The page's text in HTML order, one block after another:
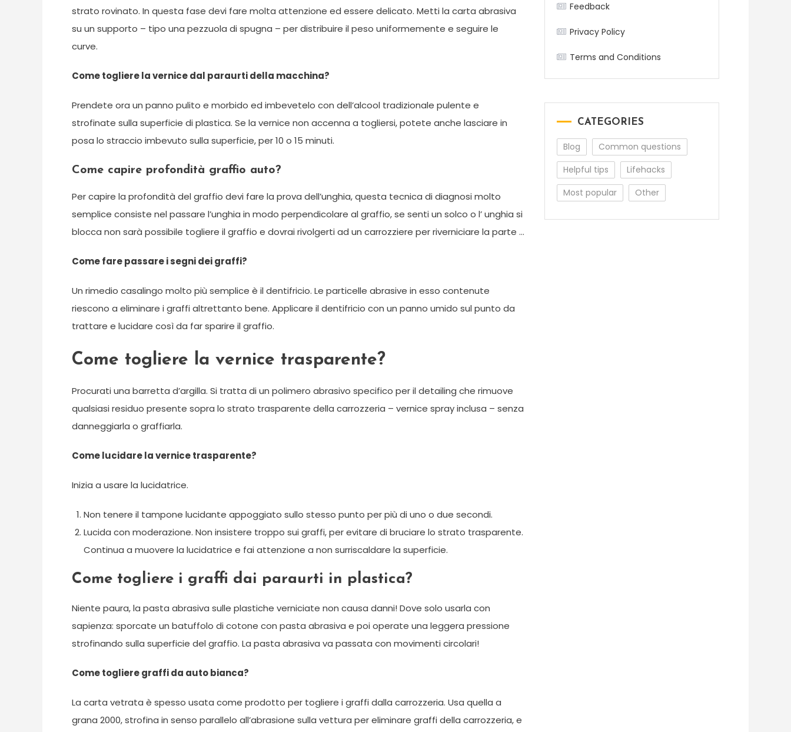
strato rovinato. In questa fase devi fare molta attenzione ed essere delicato. Metti la carta abrasiva
su un supporto – tipo una pezzuola di spugna – per distribuire il peso uniformemente e seguire le
curve.
Come togliere la vernice dal paraurti della macchina?
Prendete ora un panno pulito e morbido ed imbevetelo con dell’alcool tradizionale pulente e
strofinate sulla superficie di plastica. Se la vernice non accenna a togliersi, potete anche lasciare in
posa lo straccio imbevuto sulla superficie, per 10 o 15 minuti.
Come capire profondità graffio auto?
Per capire la profondità del graffio devi fare la prova dell’unghia, questa tecnica di diagnosi molto
semplice consiste nel passare l’unghia in modo perpendicolare al graffio, se senti un solco o l’ unghia si
blocca non sarà possibile togliere il graffio e dovrai rivolgerti ad un carrozziere per riverniciare la parte …
Come fare passare i segni dei graffi?
Un rimedio casalingo molto più semplice è il dentifricio. Le particelle abrasive in esso contenute
riescono a eliminare i graffi altrettanto bene. Applicare il dentifricio con un panno umido sul punto da
trattare e lucidare così da far sparire il graffio.
Come togliere la vernice trasparente?
Procurati una barretta d’argilla. Si tratta di un polimero abrasivo specifico per il detailing che rimuove
qualsiasi residuo presente sopra lo strato trasparente della carrozzeria – vernice spray inclusa – senza
danneggiarla o graffiarla.
Come lucidare la vernice trasparente?
Inizia a usare la lucidatrice.
Non tenere il tampone lucidante appoggiato sullo stesso punto per più di uno o due secondi.
Lucida con moderazione. Non insistere troppo sui graffi, per evitare di bruciare lo strato trasparente.
Continua a muovere la lucidatrice e fai attenzione a non surriscaldare la superficie.
Come togliere i graffi dai paraurti in plastica?
Niente paura, la pasta abrasiva sulle plastiche verniciate non causa danni! Dove solo usarla con
sapienza: sporcate un batuffolo di cotone con pasta abrasiva e poi operate una leggera pressione
strofinando sulla superficie del graffio. La pasta abrasiva va passata con movimenti circolari!
Come togliere graffi da auto bianca?
La carta vetrata è spesso usata come prodotto per togliere i graffi dalla carrozzeria. Usa quella a
grana 2000, strofina in senso parallelo all’abrasione sulla vettura per eliminare graffi della carrozzeria, e
Feedback
Privacy Policy
Terms and Conditions
CATEGORIES
Blog
Common questions
Helpful tips
Lifehacks
Most popular
Other